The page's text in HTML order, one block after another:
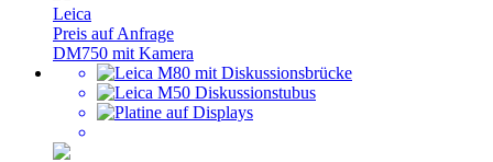
Leica
Preis auf Anfrage
DM750 mit Kamera